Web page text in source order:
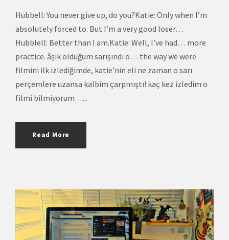
Hubbell: You never give up, do you?Katie: Only when I’m
absolutely forced to. But I’m a very good loser…
Hubblell: Better than I am.Katie: Well, I’ve had… more
practice. âşık olduğum sarışındı o… the way we were
filmini ilk izlediğimde, katie’nin eli ne zaman o sarı
perçemlere uzansa kalbim çarpmıştı! kaç kez izledim o
filmi bilmiyorum…...
Read More